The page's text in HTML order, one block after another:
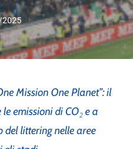
Mission One Planet”: il
le emissioni diCO₂ e a
del littering nelle aree